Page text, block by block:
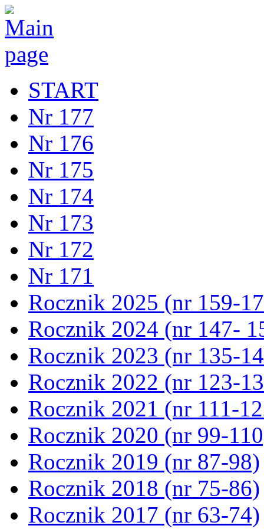
START
Nr 177
Nr 176
Nr 175
Nr 174
Nr 173
Nr 172
Nr 171
Rocznik 2025 (nr 159-
Rocznik 2024 (nr 147-
Rocznik 2023 (nr 135-
Rocznik 2022 (nr 123-
Rocznik 2021 (nr 111-
Rocznik 2020 (nr 99-
Rocznik 2019 (nr 87-98)
Rocznik 2018 (nr 75-86)
Rocznik 2017 (nr 63-74)